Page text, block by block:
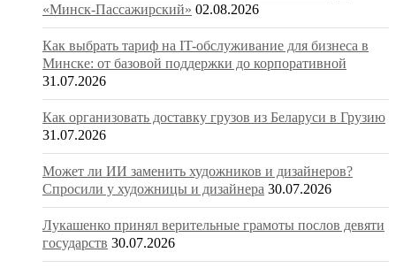
«Минск-Пассажирский» 02.08.2026
Как выбрать тариф на IT-обслуживание для бизнеса в
Минске: от базовой поддержки до корпоративной
31.07.2026
Как организовать доставку грузов из Беларуси в Грузию
31.07.2026
Может ли ИИ заменить художников и дизайнеров?
Спросили у художницы и дизайнера 30.07.2026
Лукашенко принял верительные грамоты послов девяти
государств 30.07.2026